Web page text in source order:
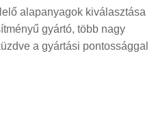
alapanyagok kiválasztása
gyártó, több nagy
a gyártási pontossággal